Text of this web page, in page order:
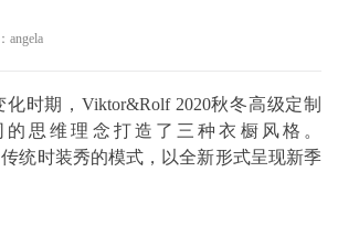
angela
时期，Viktor&Rolf 2020秋冬高级定制
思维理念打造了三种衣橱风格。
统时装秀的模式，以全新形式呈现新季